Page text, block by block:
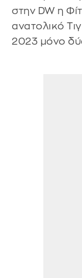
στην DW η
ανατολικό
2023 μόνο